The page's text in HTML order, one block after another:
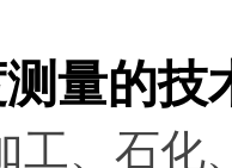
量的技
工、石化